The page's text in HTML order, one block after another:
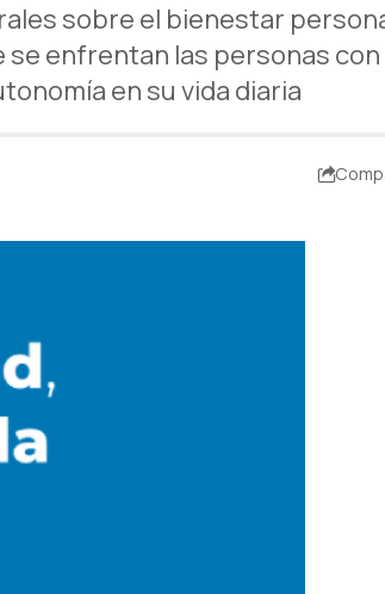
sobre el bienestar
enfrentan las personas
en su vida diaria